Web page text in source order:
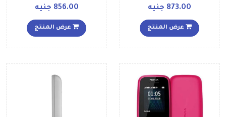
ميجابايت وذاكرة داخلية
تقنية 3G، لون أحمر دافئ
873.00 جنيه
عرض المنتج
رام سعة 8 ميجابايت، ذاكرة
يدعم تقنية 2G
856.00 جنيه
عرض المنتج